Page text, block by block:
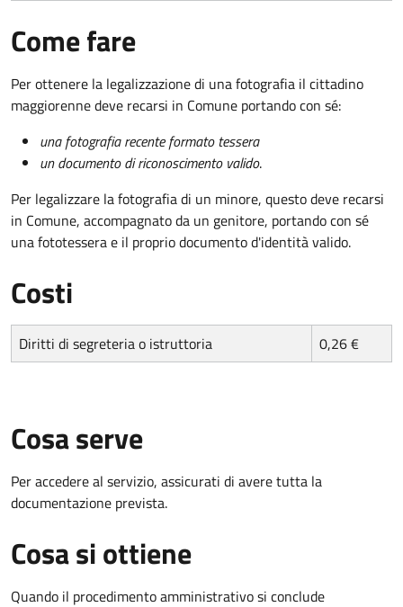
Come fare
Per ottenere la legalizzazione di una fotografia il cittadino
maggiorenne deve recarsi in Comune portando con sé:
una fotografia recente formato tessera
un documento di riconoscimento valido.
Per legalizzare la fotografia di un minore, questo deve recarsi
in Comune, accompagnato da un genitore, portando con sé
una fototessera e il proprio documento d'identità valido.
Costi
Diritti di segreteria o istruttoria 0,26 €
Cosa serve
Per accedere al servizio, assicurati di avere tutta la
documentazione prevista.
Cosa si ottiene
Quando il procedimento amministrativo si conclude